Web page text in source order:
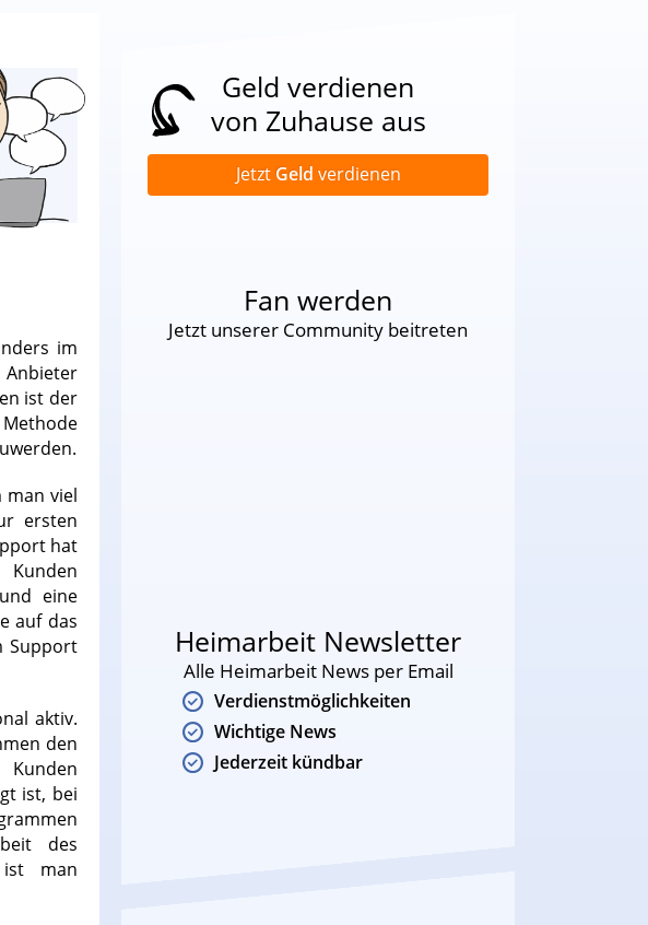
im
ist der
man viel
ersten
hat
eine
auf das
Support
aktiv.
den
ist, bei
des
ist man
Geld verdienen
von Zuhause aus
Jetzt Geld verdienen
Fan werden
Jetzt unserer Community beitreten
Heimarbeit Newsletter
Alle Heimarbeit News per Email
Verdienstmöglichkeiten
Wichtige News
Jederzeit kündbar